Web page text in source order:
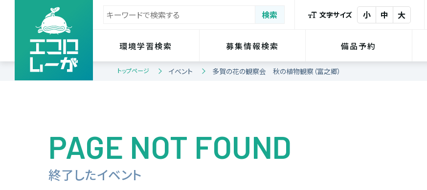
文字サイズ 小 中 大
環境学習検索 募集情報検索 備品予約
トップページ イベント 多賀の花の観察会 秋の植物観察（富之郷）
PAGE NOT FOUND
終了したイベント